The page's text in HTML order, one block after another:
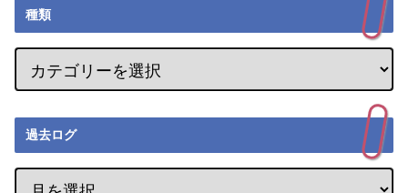
種類
過去ログ